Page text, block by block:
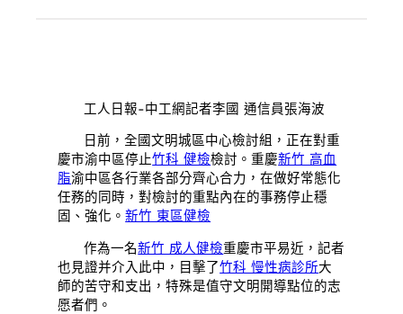
工人日報-中工網記者李國 通信員張海波
日前，全國文明城區中心檢討組，正在對重
慶市渝中區停止竹科 健檢檢討。重慶新竹 高血
脂渝中區各行業各部分齊心合力，在做好常態化
任務的同時，對檢討的重點內在的事務停止穩
固、強化。新竹 東區健檢
作為一名新竹 成人健檢重慶市平易近，記者
也見證并介入此中，目擊了竹科 慢性病診所大
師的苦守和支出，特殊是值守文明開導點位的志
愿者們。